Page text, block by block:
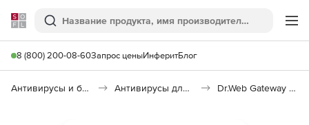
Softline
Поиск
8 (800) 200-08-60Запрос ценыИнферитБлог
Антивирусы и безопасность Антивирусы для организаций Dr.Web Gateway Security Suite